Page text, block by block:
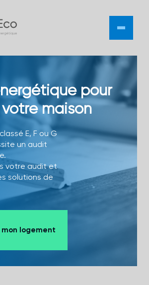
pour
maison
E, F ou G
un audit
votre audit et
solutions de
mon logement